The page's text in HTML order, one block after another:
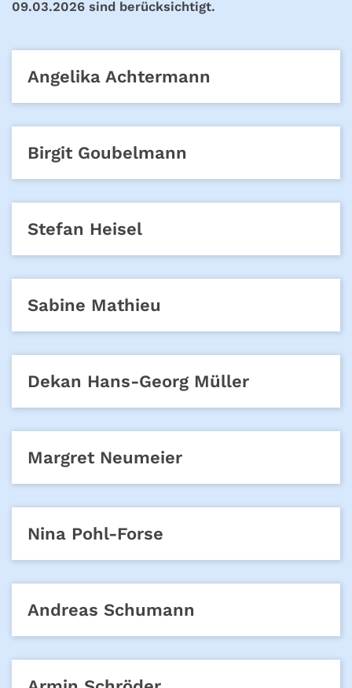
09.03.2026 sind berücksichtigt.
Angelika Achtermann
Birgit Goubelmann
Stefan Heisel
Sabine Mathieu
Dekan Hans-Georg Müller
Margret Neumeier
Nina Pohl-Forse
Andreas Schumann